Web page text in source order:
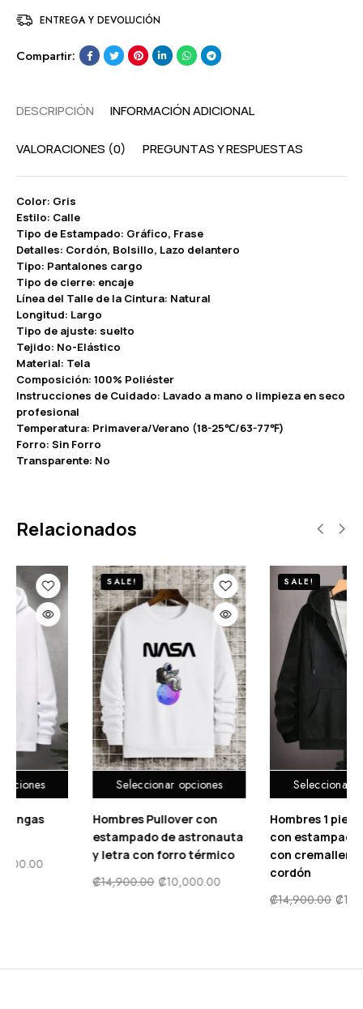
ENTREGA Y DEVOLUCIÓN
Compartir:
DESCRIPCIÓN INFORMACIÓN ADICIONAL
VALORACIONES (0) PREGUNTAS Y RESPUESTAS
Color: Gris
Estilo: Calle
Tipo de Estampado: Gráfico, Frase
Detalles: Cordón, Bolsillo, Lazo delantero
Tipo: Pantalones cargo
Tipo de cierre: encaje
Línea del Talle de la Cintura: Natural
Longitud: Largo
Tipo de ajuste: suelto
Tejido: No-Elástico
Material: Tela
Composición: 100% Poliéster
Instrucciones de Cuidado: Lavado a mano o limpieza en seco
profesional
Temperatura: Primavera/Verano (18-25℃/63-77℉)
Forro: Sin Forro
Transparente: No
Relacionados
con
Seleccionar opciones
SALE!
Hombres 1 pieza Capucha
con estampado de dibujo
con cremallera con
Seleccionar
SALE!
ROMWE Anime
Estmapada Para
Con Letras
14,900.00